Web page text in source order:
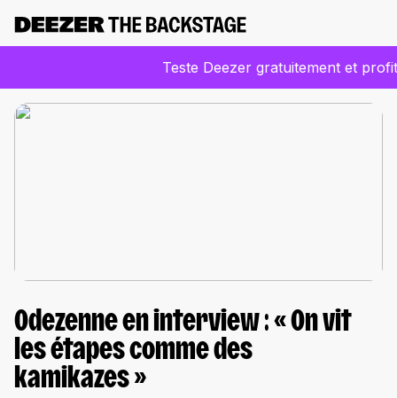
Teste Deezer gratuitement et
Odezenne en interview : « On vit
les étapes comme des
kamikazes »